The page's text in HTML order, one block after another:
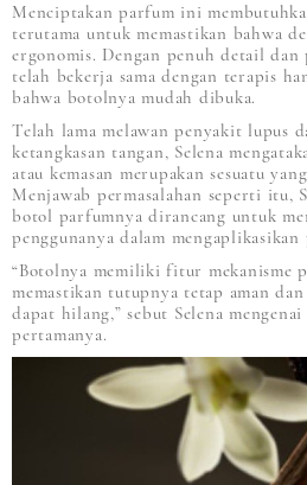
Menciptakan parfum ini
terutama untuk memastikan bahwa
ergonomis. Dengan penuh detail dan
telah bekerja sama dengan terapis
bahwa botolnya mudah dibuka.
Telah lama melawan penyakit lupus
ketangkasan tangan, Selena
atau kemasan merupakan sesuatu
Menjawab permasalahan seperti itu,
botol parfumnya dirancang untuk
penggunanya dalam mengaplikasikan
“Botolnya memiliki fitur mekanisme
memastikan tutupnya tetap aman
dapat hilang,” sebut Selena
pertamanya.